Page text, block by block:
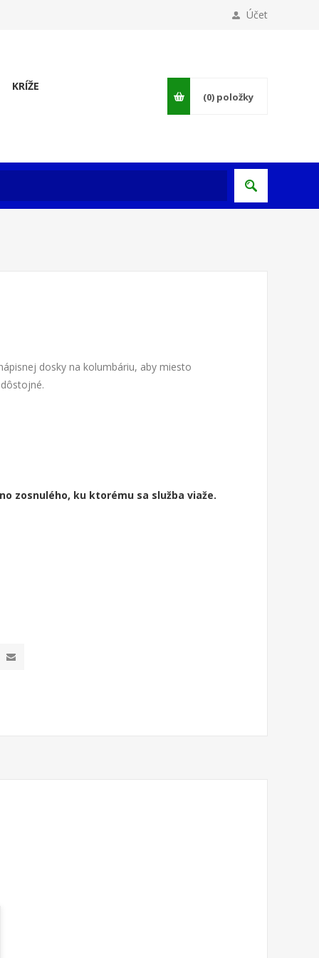
Účet
KRÍŽE
(0) položky
dosky na kolumbáriu, aby miesto
zosnulého, ku ktorému sa služba viaže.